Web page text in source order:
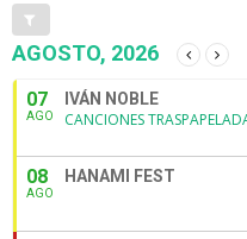
AGOSTO, 2026
07
AGO
IVÁN NOBLE
CANCIONES
08
AGO
HANAMI FEST